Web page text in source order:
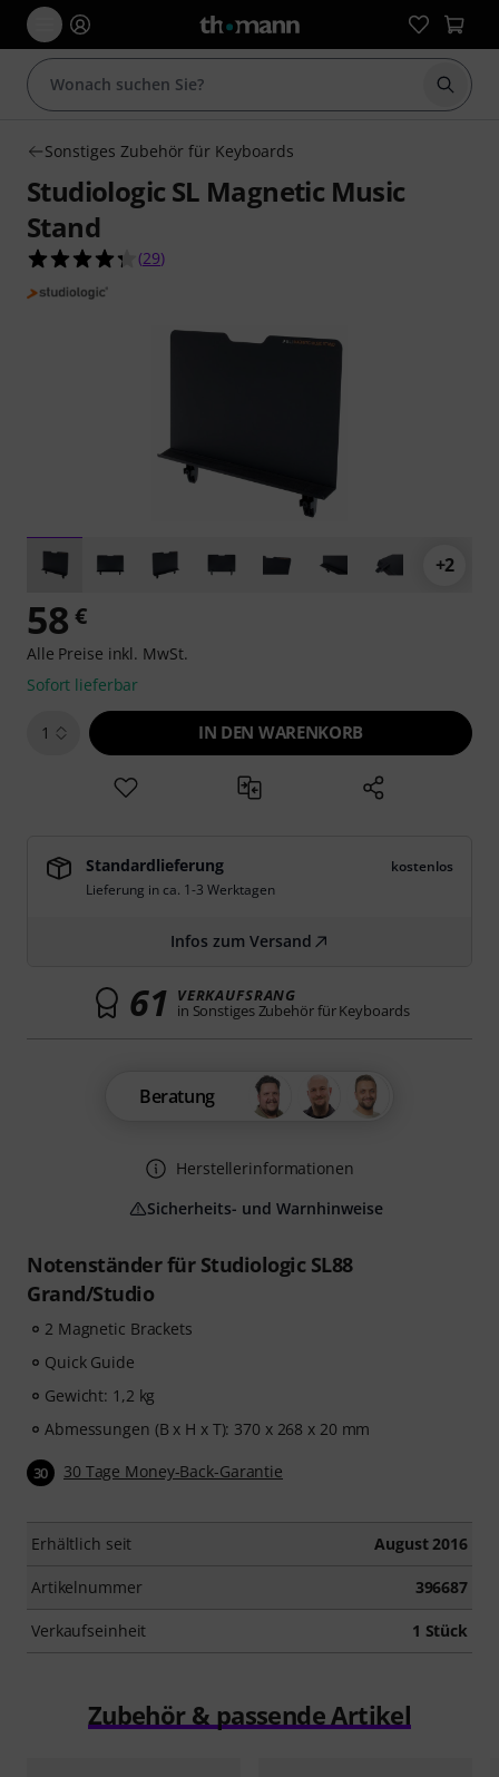
Suche
Sonstiges Zubehör für Keyboards
Studiologic SL Magnetic Music
Stand
4.3 von 5 Sternen aus 29 Kundenbewertungen
(29)
+2
Notenständer für Studiologic SL88
Grand/Studio
2 Magnetic Brackets
Quick Guide
Gewicht: 1,2 kg
Abmessungen (B x H x T): 370 x 268 x 20 mm
30 30 Tage Money-Back-Garantie
Erhältlich seit August 2016
Artikelnummer 396687
Verkaufseinheit 1 Stück
58 €
Alle Preise inkl. MwSt.
Sofort lieferbar
1 IN DEN WARENKORB
Standardlieferung
kostenlos
Lieferung in ca. 1-3 Werktagen
Infos zum Versand
61 VERKAUFSRANG
in Sonstiges Zubehör für Keyboards
Beratung
Herstellerinformationen
Sicherheits- und Warnhinweise
Zubehör & passende Artikel